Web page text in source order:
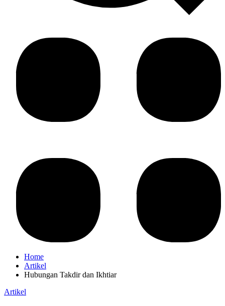
Home
Artikel
Hubungan Takdir dan Ikhtiar
Artikel